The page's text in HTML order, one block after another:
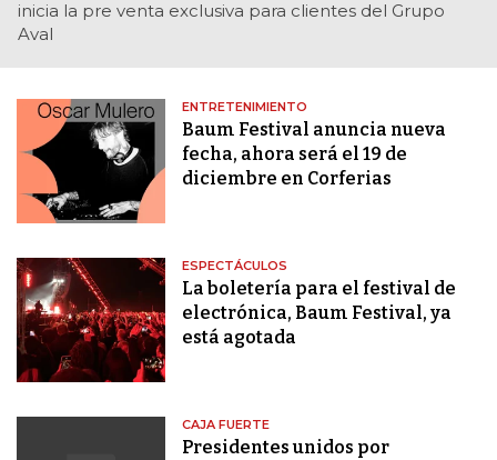
inicia la pre venta exclusiva para clientes del Grupo
Aval
ENTRETENIMIENTO
Baum Festival anuncia nueva
fecha, ahora será el 19 de
diciembre en Corferias
ESPECTÁCULOS
La boletería para el festival de
electrónica, Baum Festival, ya
está agotada
CAJA FUERTE
Presidentes unidos por